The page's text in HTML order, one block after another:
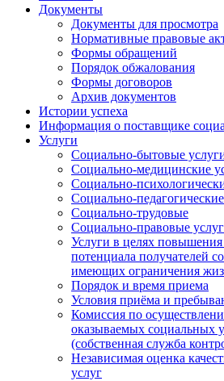
Документы
Документы для просмотра
Нормативные правовые
Формы обращений
Порядок обжалования
Формы договоров
Архив документов
Истории успеха
Информация о поставщике
Услуги
Социально-бытовые
Социально-медицинские
Социально-
Социально-
Социально-трудовые
Социально-правовые
Услуги в целях
потенциала получателей
имеющих ограничения
Порядок и время приема
Условия приёма и
Комиссия по
оказываемых социальных
(собственная служба
Независимая оценка
услуг